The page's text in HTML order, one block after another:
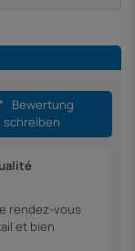
Bewertung
schreiben
rendez-vous
et bien